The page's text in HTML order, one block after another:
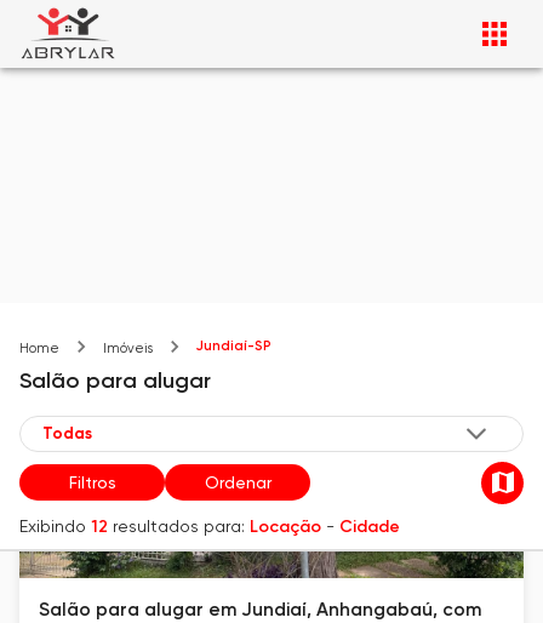
Home Imóveis Jundiaí-SP
Salão para alugar
Filtros Ordenar
Exibindo 12 resultados para: Locação - Cidade
Salão para alugar em Jundiaí, Anhangabaú, com